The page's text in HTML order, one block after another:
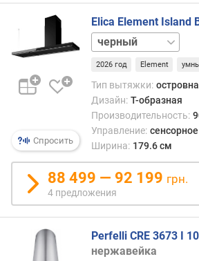
(
/
)
о
и
з
в
о
д
т
е
Спросить
Elica Element Island
нержавейка
2026 год Element
Тип вытяжки:
Дизайн: Т-образная
Производительность:
Управление: сенсорное
Ширина: 179.6 см
88 499 — 92 199 грн.
4 предложения
Perfelli CRE 3673 I
нержавейка